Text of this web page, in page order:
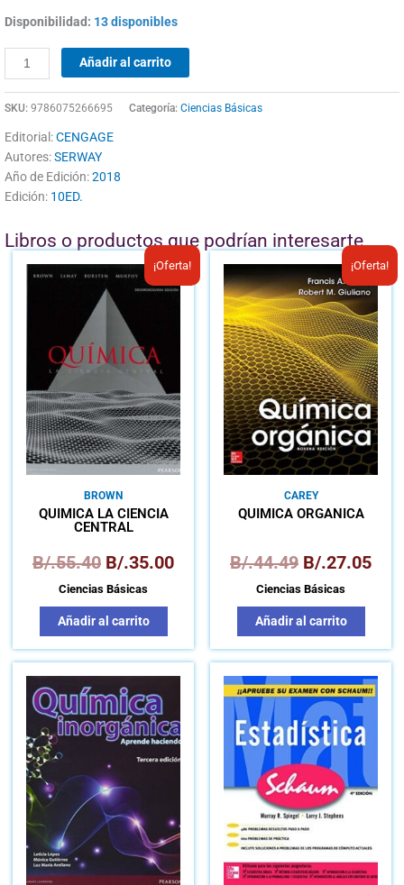
Disponibilidad: 13 disponibles
Añadir al carrito
SKU: 9786075266695 Categoría: Ciencias Básicas
Editorial:CENGAGE
Autores:SERWAY
Año de Edición:2018
Edición: 10ED.
Libros o productos que podrían interesarte
¡Oferta!
BROWN
QUÍMICA LA CIENCIA
CENTRAL
B/.55.40
El
precio
original
era:
B/.55.40.
B/.35.00
El
precio
B/.35.00.
Ciencias Básicas
Añadir al carrito
¡Oferta!
CAREY
QUÍMICA ORGÁNICA
B/.44.49
El
precio
original
era:
B/.44.49.
B/.27.05
El
es:
B/
Ciencias Básicas
Añadir al carrito